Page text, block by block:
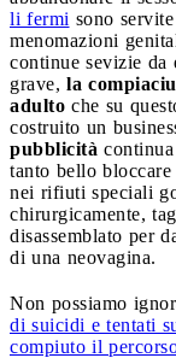
li fermi sono
menomazioni
continue sevizie da
grave, la
adulto che su
costruito un
pubblicità
tanto bello
nei rifiuti speciali
chirurgicamente,
disassemblato per
di una neovagina.
Non possiamo
di suicidi e tentati
compiuto il